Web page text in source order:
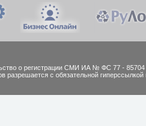
о регистрации СМИ ИА № ФС 77 - 85704
разрешается с обязательной гиперссылкой